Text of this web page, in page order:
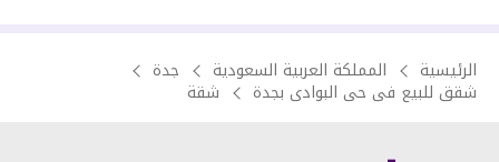
الرئيسية المملكة العربية السعودية جدة
شقق للبيع فى حى البوادى بجدة شقة